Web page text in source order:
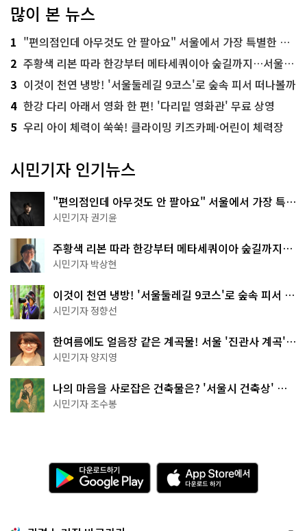
많이 본 뉴스
1 "편의점인데 아무것도 안 팔아요" 서울에서 가장 특별한 편의점의 정체
2 주황색 리본 따라 한강부터 메타세쿼이아 숲길까지…서울둘레길 15코스
3 이것이 천연 냉방! '서울둘레길 9코스'로 숲속 피서 떠나볼까
4 한강 다리 아래서 영화 한 편! '다리밑 영화관' 무료 상영
5 우리 아이 체력이 쑥쑥! 클라이밍 키즈카페·어린이 체력장
시민기자 인기뉴스
"편의점인데 아무것도 안 팔아요" 서울에서 가장 특별
한 편의점의 정체
시민기자 권기윤
주황색 리본 따라 한강부터 메타세쿼이아 숲길까지…
서울둘레길 15코스
시민기자 박상현
이것이 천연 냉방! '서울둘레길 9코스'로 숲속 피서 떠
나볼까
시민기자 정향선
한여름에도 얼음장 같은 계곡물! 서울 '진관사 계곡'이
천국이네~
시민기자 양지영
나의 마음을 사로잡은 건축물은? '서울시 건축상' 수
상작 공개!
시민기자 조수봉
다
운
로
기
A
p
p